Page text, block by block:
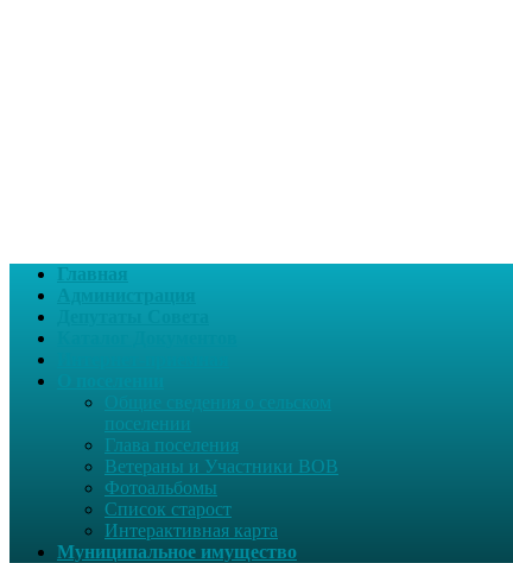
Главная
поселении
Глава поселения
Ветераны и Участники ВОВ
Фотоальбомы
Список старост
Интерактивная карта
Муниципальное имущество